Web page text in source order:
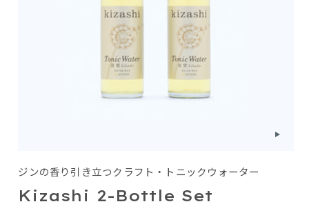
ジンの香り引き立つクラフト・トニックウォーター
Kizashi 2-Bottle Set